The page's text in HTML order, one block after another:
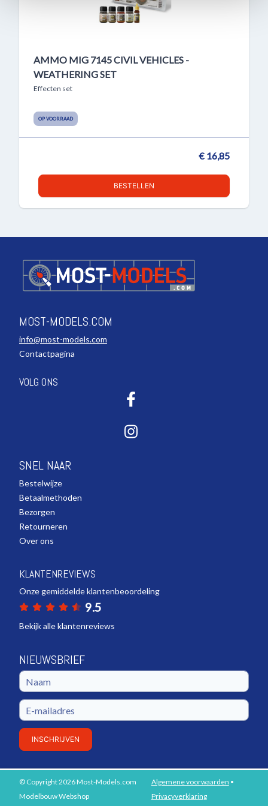
PLAATS IN WINKELWAGEN
AMMO MIG 7145 CIVIL VEHICLES -
WEATHERING SET
Effecten set
OP VOORRAAD
€ 16,85
BESTELLEN
MOST-MODELS.COM
info@most-models.com
Contactpagina
VOLG ONS
SNEL NAAR
Bestelwijze
Betaalmethoden
Bezorgen
Retourneren
Over ons
KLANTENREVIEWS
Onze gemiddelde klantenbeoordeling
9.5
Bekijk alle klantenreviews
NIEUWSBRIEF
INSCHRIJVEN
© Copyright 2026 Most-Models.com
Modelbouw Webshop
Algemene voorwaarden •
Privacyverklaring